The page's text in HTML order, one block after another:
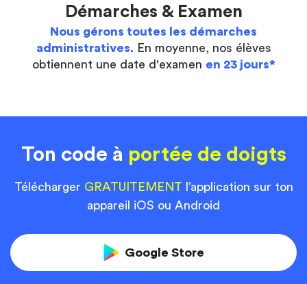
Démarches & Examen
Nous gérons toutes les démarches
administratives. En moyenne, nos élèves
obtiennent une date d'examen en 23 jours*
Ton code à portée de doigts
Télécharger GRATUITEMENT l’application sur ton
appareil iOS ou Android
Google Store